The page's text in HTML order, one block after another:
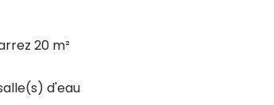
20 m²
d'eau